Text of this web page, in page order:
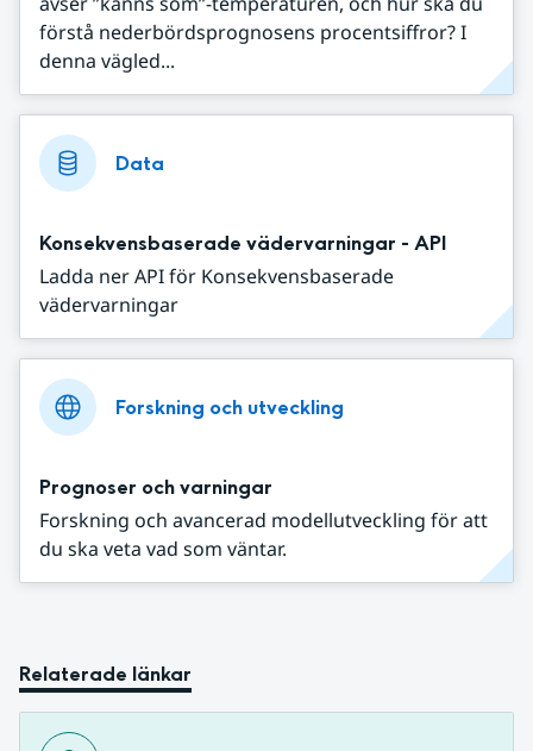
förstå nederbördsprognosens procentsiffror? I
denna vägled...
Data
Konsekvensbaserade vädervarningar - API
Ladda ner API för Konsekvensbaserade
vädervarningar
Forskning och utveckling
Prognoser och varningar
Forskning och avancerad modellutveckling för att
du ska veta vad som väntar.
Relaterade länkar